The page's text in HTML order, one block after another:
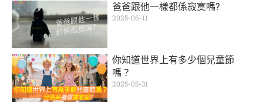
爸爸跟他一樣都係寂寞嗎?
2025-06-11
你知道世界上有多少個兒童節
嗎？
2025-05-31